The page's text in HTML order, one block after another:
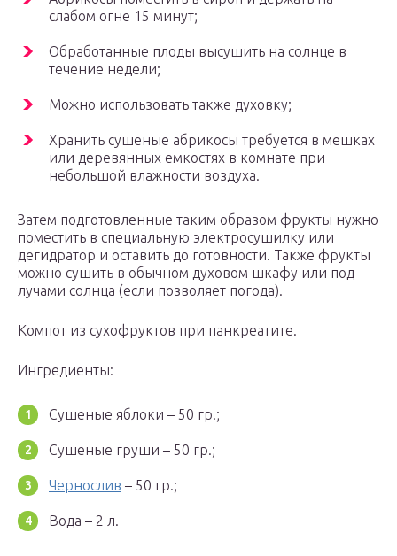
слабом огне 15 минут;
Обработанные плоды высушить на солнце в
течение недели;
Можно использовать также духовку;
Хранить сушеные абрикосы требуется в мешках
или деревянных емкостях в комнате при
небольшой влажности воздуха.
Затем подготовленные таким образом фрукты нужно
поместить в специальную электросушилку или
дегидратор и оставить до готовности. Также фрукты
можно сушить в обычном духовом шкафу или под
лучами солнца (если позволяет погода).
Компот из сухофруктов при панкреатите.
Ингредиенты:
Сушеные яблоки – 50 гр.;
Сушеные груши – 50 гр.;
Чернослив – 50 гр.;
Вода – 2 л.